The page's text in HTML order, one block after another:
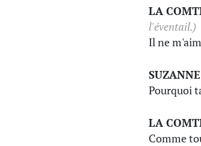
LA
l'éventail.)
Il ne
SUZANNE
Pourquoi
LA
Comme